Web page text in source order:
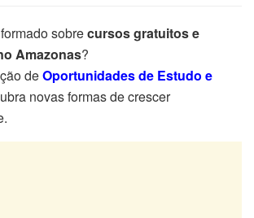
sobrecursos gratuitos e
Amazonas?
deOportunidades de Estudo e
novas formas de crescer